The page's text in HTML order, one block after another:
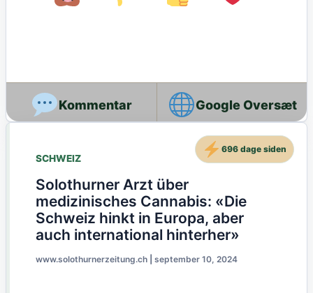
Google Oversæt
SCHWEIZ
Solothurner Arzt über
medizinisches Cannabis: «Die
Schweiz hinkt in Europa, aber
auch international hinterher»
www.solothurnerzeitung.ch september 10, 2024
696 dage siden